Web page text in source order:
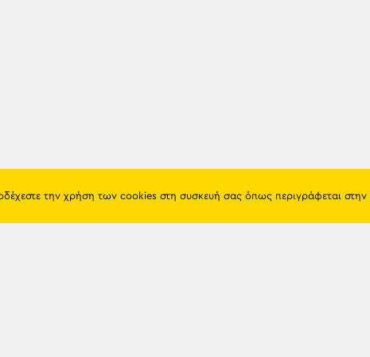
την χρήση των cookies στη συσκευή σας όπως περιγράφεται στην